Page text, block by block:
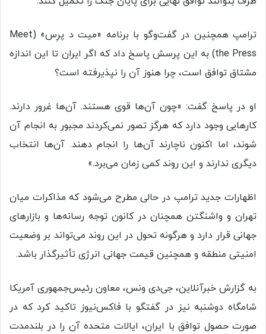
ترامپ همچنین در گفت‌وگو با برنامه «میت د پرِس» (Meet
the Press) به این پرسش پاسخ داد که اگر ایران تا این اندازه
مشتاق توافق است، چرا هنوز آن را نپذیرفته است؟
او در پاسخ گفت: «چون آن‌ها قوی هستند. آن‌ها غرور دارند.
کارهایی وجود دارد که هرگز تصور نمی‌کردند مجبور به انجام آن
شوند، اما اکنون ناچارند آن‌ها را انجام دهند. آن‌ها انتخاب
دیگری ندارند و این روند کمی زمان می‌برد.»
اظهارات جدید ترامپ در حالی مطرح می‌شود که مذاکرات میان
تهران و واشنگتن همچنان در کانون توجه رسانه‌ها و بازارهای
جهانی قرار دارد و هرگونه تحول در این روند می‌تواند بر وضعیت
امنیتی منطقه و همچنین قیمت جهانی انرژی تأثیرگذار باشد.
به گزارش خبرآنلاین، جی‌دی ونس، معاون رئیس‌جمهوری آمریکا
شامگاه دوشنبه نیز در گفتگو با فاکس‌نیوز تاکید کرد که در
صورت حصول توافق با ایران، ایالات متحده آن را در بلندمدت